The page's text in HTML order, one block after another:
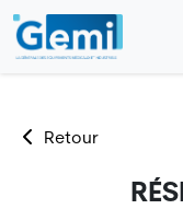
Retour